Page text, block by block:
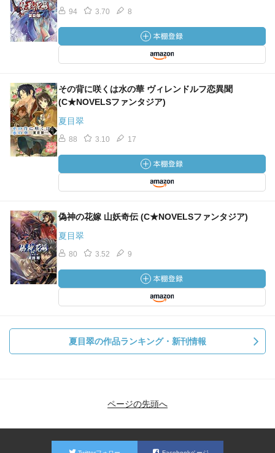
94 3.70 8
その背に咲くは水の華 ヴィレンドルフ恋異聞
(C★NOVELSファンタジア)
夏目翠
88 3.10 17
偽神の花嫁 山妖奇伝 (C★NOVELSファンタジア)
夏目翠
80 3.52 9
夏目翠の作品ランキング・新刊情報
ページの先頭へ